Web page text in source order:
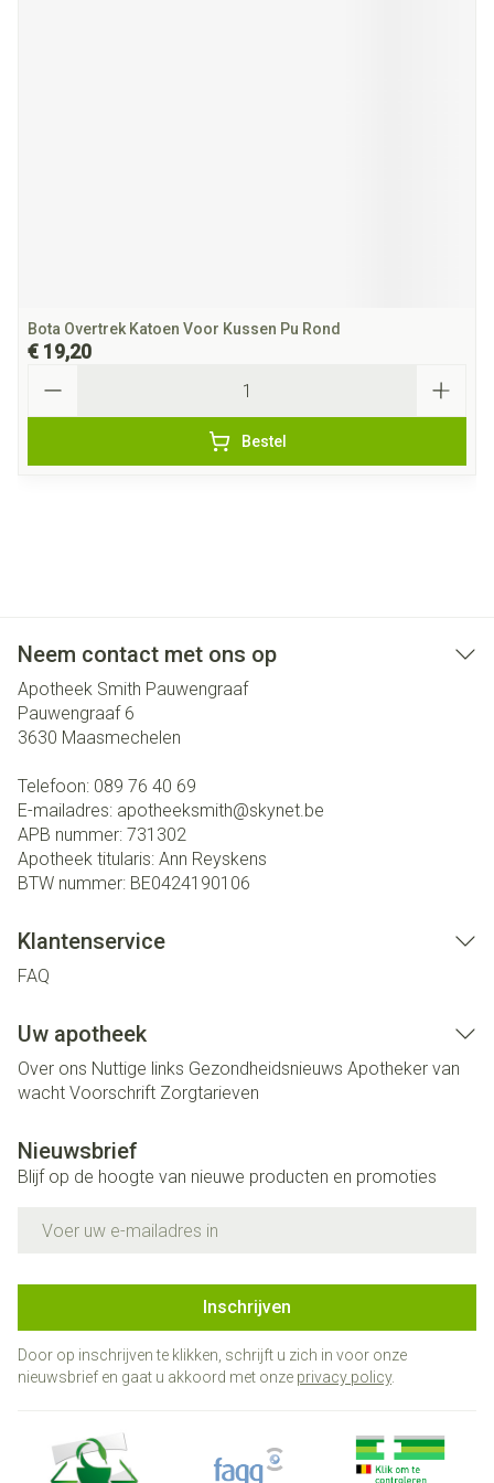
Bota Overtrek Katoen Voor Kussen Pu Rond
€ 19,20
Bestel
Neem contact met ons op
Apotheek Smith Pauwengraaf
Pauwengraaf 6
3630 Maasmechelen
Telefoon: 089 76 40 69
E-mailadres: apotheeksmith@skynet.be
APB nummer: 731302
Apotheek titularis: Ann Reyskens
BTW nummer: BE0424190106
Klantenservice
FAQ
Uw apotheek
Over ons Nuttige links Gezondheidsnieuws Apotheker van
wacht Voorschrift Zorgtarieven
Nieuwsbrief
Blijf op de hoogte van nieuwe producten en promoties
Inschrijven
Door op inschrijven te klikken, schrijft u zich in voor onze
nieuwsbrief en gaat u akkoord met onze privacy policy.